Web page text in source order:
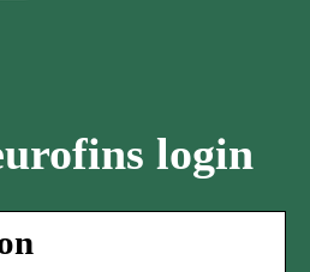
login